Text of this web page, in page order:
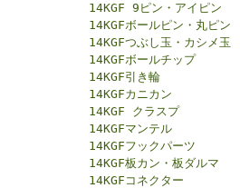
14KGF 9ピン・アイピン
14KGFボールピン・丸ピン
14KGFつぶし玉・カシメ玉
14KGFボールチップ
14KGF引き輪
14KGFカニカン
14KGF クラスプ
14KGFマンテル
14KGFフックパーツ
14KGF板カン・板ダルマ
14KGFコネクター